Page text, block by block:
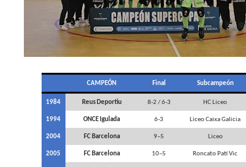
CAMPEÓN Final Subcampeón
1984 Reus Deportiu 8-2 / 6-3 HC Liceo
1994 ONCE Igulada 6-3 Liceo Caixa Galicia
2004 FC Barcelona 9–5 Liceo
2005 FC Barcelona 10–5 Roncato Patí Vic